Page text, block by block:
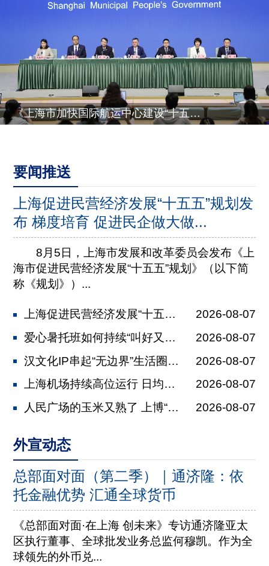
《上海市推进乡村全面振兴“十五五”规划》有关情况
要闻推送
上海促进民营经济发展“十五五”规划发
布 梯度培育 促进民企做大做...
8月5日，上海市发展和改革委员会发布《上
海市促进民营经济发展“十五五”规划》（以下简
称《规划》）...
上海促进民营经济发展“十五五”规划发...
2026-08-07
爱心暑托班如何持续“叫好又叫座” 全...
2026-08-07
汉文化IP串起“无边界”生活圈 马王...
2026-08-07
上海机场持续高位运行 日均保障航班2...
2026-08-07
人民广场的玉米又熟了 上博“美洲展”...
2026-08-07
外宣动态
总部面对面（第二季）｜通济隆：依
托金融优势 汇通全球货币
《总部面对面·在上海 创未来》专访通济隆亚太
区执行董事、全球批发业务总监何穆凯。作为全
球领先的外币兑...